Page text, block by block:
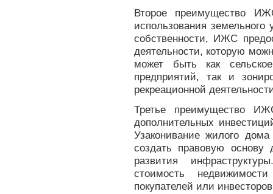
Второе преимущество
использования
собственности, ИЖС
деятельности, которую
может быть как
предприятий, так и
рекреационной
Третье преимущество
дополнительных
Узаконивание жилого
создать правовую
развития
стоимость
покупателей или